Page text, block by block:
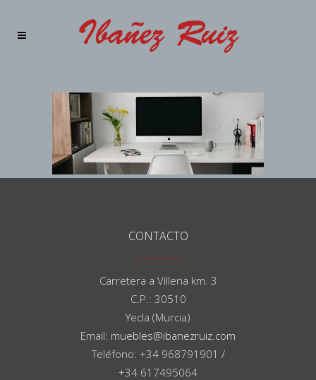
CONTACTO
Carretera a Villena km. 3
C.P.: 30510
Yecla (Murcia)
Email: muebles@ibanezruiz.com
Teléfono: +34 968791901 /
+34 617495064